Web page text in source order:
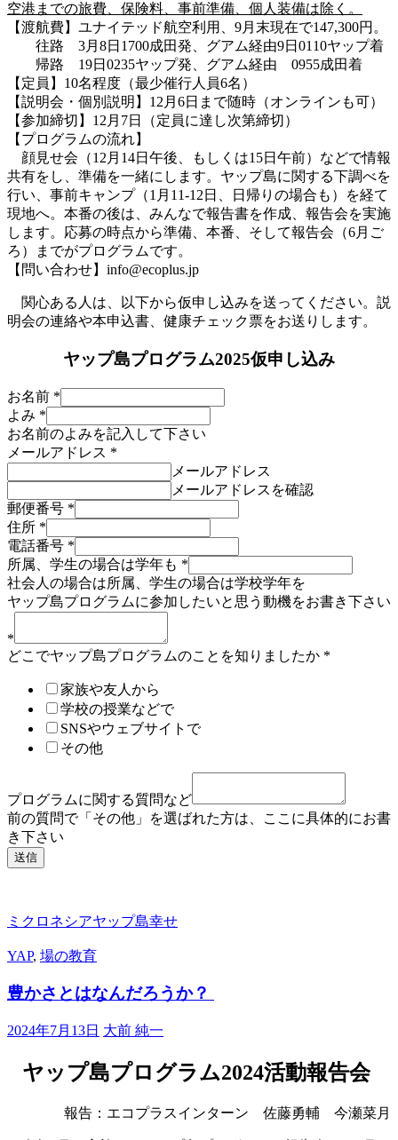
空港までの旅費、保険料、事前準備、個人装備は除く。
【渡航費】ユナイテッド航空利用、9月末現在で147,300円。
往路 3月8日1700成田発、グアム経由9日0110ヤップ着
帰路 19日0235ヤップ発、グアム経由 0955成田着
【定員】10名程度（最少催行人員6名）
【説明会・個別説明】12月6日まで随時（オンラインも可）
【参加締切】12月7日（定員に達し次第締切）
【プログラムの流れ】
顔見せ会（12月14日午後、もしくは15日午前）などで情報
共有をし、準備を一緒にします。ヤップ島に関する下調べを
行い、事前キャンプ（1月11-12日、日帰りの場合も）を経て
現地へ。本番の後は、みんなで報告書を作成、報告会を実施
します。応募の時点から準備、本番、そして報告会（6月ご
ろ）までがプログラムです。
【問い合わせ】info@ecoplus.jp
関心ある人は、以下から仮申し込みを送ってください。説
明会の連絡や本申込書、健康チェック票をお送りします。
ヤップ島プログラム2025仮申し込み
お名前 *
よみ *
お名前のよみを記入して下さい
メールアドレス *
メールアドレス
メールアドレスを確認
郵便番号 *
住所 *
電話番号 *
プ
ロ
グ
ム
に
住
所
所
属、
の
合
学
も
所属、学生の場合は学年も *
社会人の場合は所属、学生の場合は学校学年を
ヤップ島プログラムに参加したいと思う動機をお書き下さい
*
どこでヤップ島プログラムのことを知りましたか *
家族や友人から
学校の授業などで
SNSやウェブサイトで
その他
プログラムに関する質問など
前の質問で「その他」を選ばれた方は、ここに具体的にお書
き下さい
送信
ミクロネシアヤップ島幸せ
YAP, 場の教育
豊かさとはなんだろうか？
2024年7月13日 大前 純一
ヤップ島プログラム2024活動報告会
報告：エコプラスインターン 佐藤勇輔 今瀬菜月